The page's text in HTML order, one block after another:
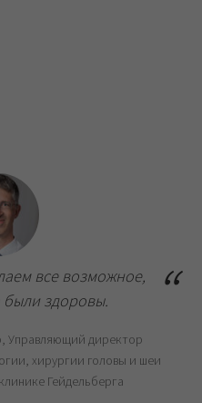
все возможное,
здоровы.
Управляющий директор
хирургии головы и шеи
Гейдельберга